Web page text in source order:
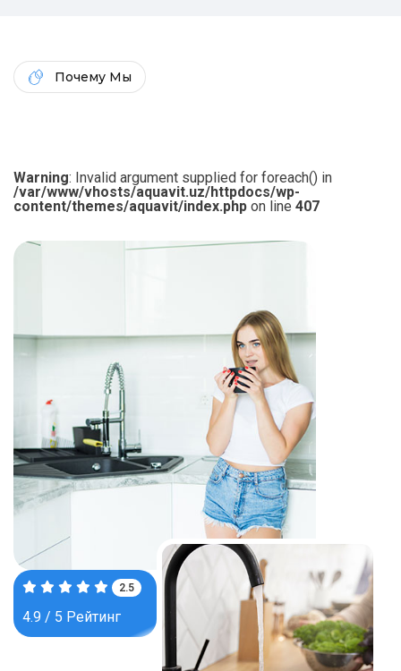
Почему Мы
Warning: Invalid argument supplied for foreach() in
/var/www/vhosts/aquavit.uz/httpdocs/wp-
content/themes/aquavit/index.php on line 407
3.9
4.9 / 5 Рейтинг